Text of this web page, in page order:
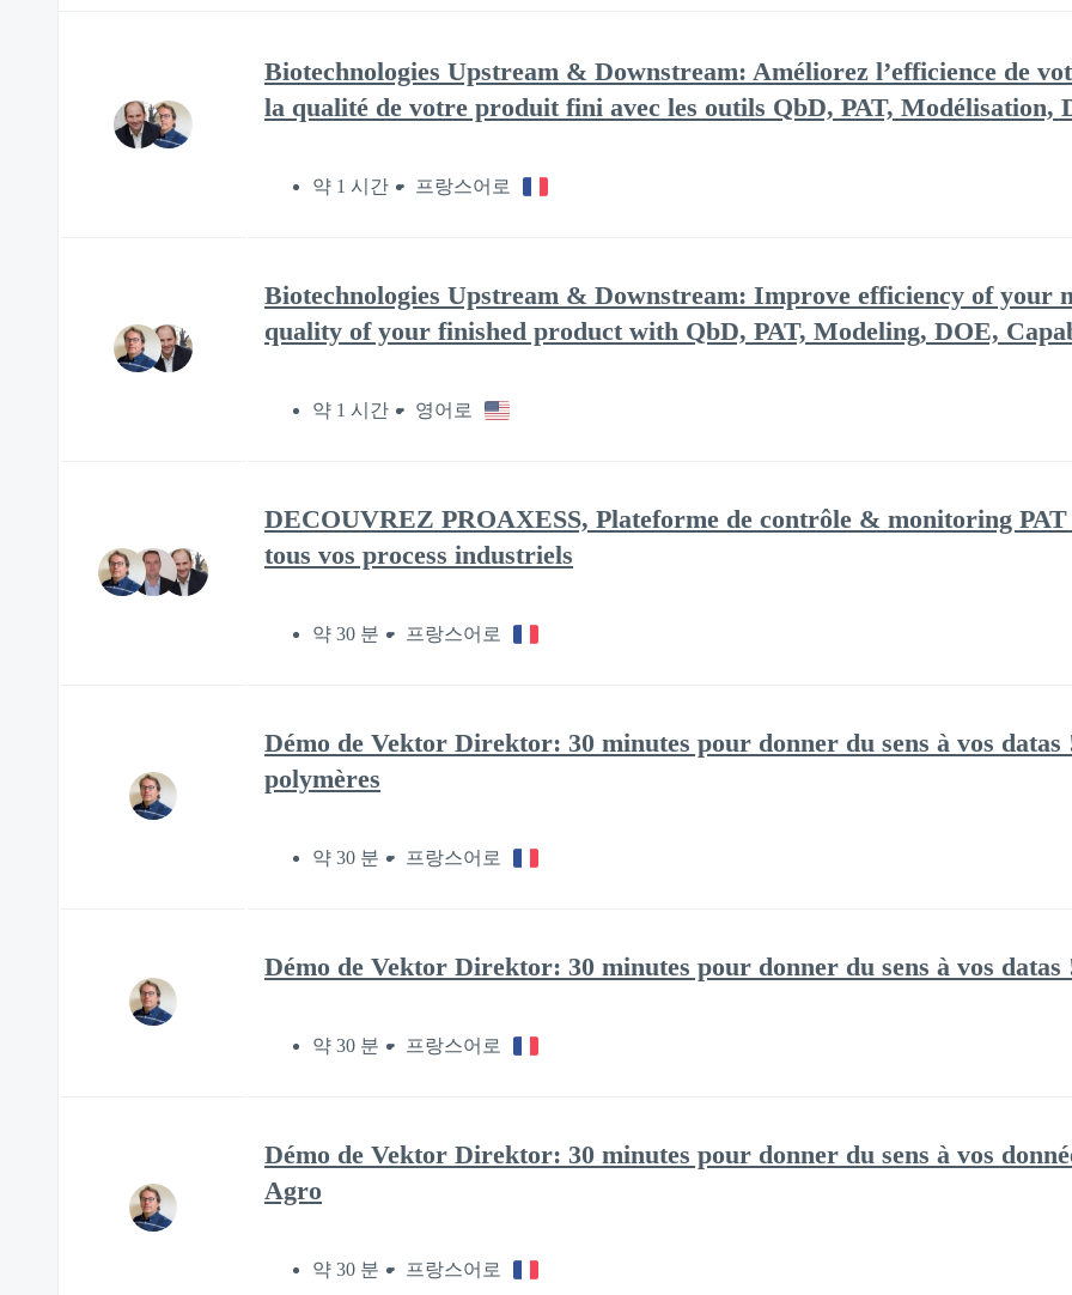
Biotechnologies Upstream & Downstream: Améliorez l’efficience de
la qualité de votre produit fini avec les outils QbD, PAT, Modélisation,
약 1 시간 프랑스어로
Biotechnologies Upstream & Downstream: Improve efficiency of your
quality of your finished product with QbD, PAT, Modeling, DOE,
약 1 시간 영어로
DECOUVREZ PROAXESS, Plateforme de contrôle & monitoring
tous vos process industriels
약 30 분 프랑스어로
Démo de Vektor Direktor: 30 minutes pour donner du sens à vos
polymères
약 30 분 프랑스어로
Démo de Vektor Direktor: 30 minutes pour donner du sens à vos datas
약 30 분 프랑스어로
Démo de Vektor Direktor: 30 minutes pour donner du sens à vos
Agro
약 30 분 프랑스어로